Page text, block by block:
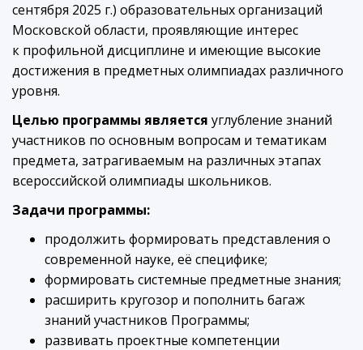
сентября 2025 г.) образовательных организаций
Московской области, проявляющие интерес
к профильной дисциплине и имеющие высокие
достижения в предметных олимпиадах различного
уровня.
Целью программы является углубление знаний
участников по основным вопросам и тематикам
предмета, затрагиваемым на различных этапах
всероссийской олимпиады школьников.
Задачи программы:
продолжить формировать представления о
современной науке, её специфике;
формировать системные предметные знания;
расширить кругозор и пополнить багаж
знаний участников Программы;
развивать проектные компетенции